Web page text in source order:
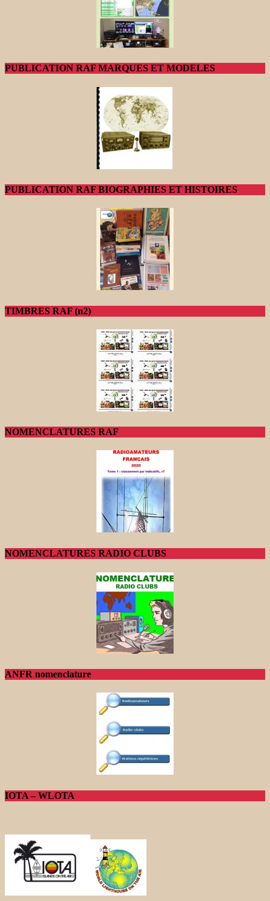
PUBLICATION RAF MARQUES ET MODELES
PUBLICATION RAF BIOGRAPHIES ET HISTOIRES
TIMBRES RAF (n2)
NOMENCLATURES RAF
NOMENCLATURES RADIO CLUBS
ANFR nomenclature
IOTA – WLOTA